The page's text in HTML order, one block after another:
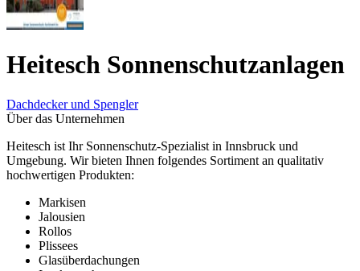
Heitesch Sonnenschutzanlagen
Dachdecker und Spengler
Über das Unternehmen
Heitesch ist Ihr Sonnenschutz-Spezialist in Innsbruck und
Umgebung. Wir bieten Ihnen folgendes Sortiment an qualitativ
hochwertigen Produkten:
Markisen
Jalousien
Rollos
Plissees
Glasüberdachungen